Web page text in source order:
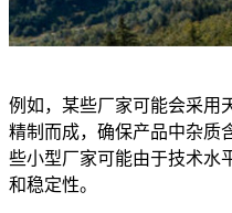
例如，某些厂家可能会采用
精制而成，确保产品中杂质
些小型厂家可能由于技术水
和稳定性。